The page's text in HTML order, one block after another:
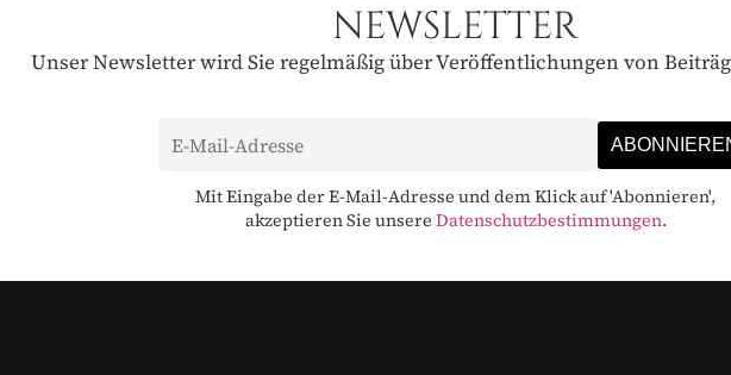
NEWSLETTER
Unser Newsletter wird Sie regelmäßig über Veröffentlichungen von
Mit Eingabe der E-Mail-Adresse und dem Klick auf 'Abonnieren',
akzeptieren Sie unsere Datenschutzbestimmungen.
JETZT ABONNIEREN